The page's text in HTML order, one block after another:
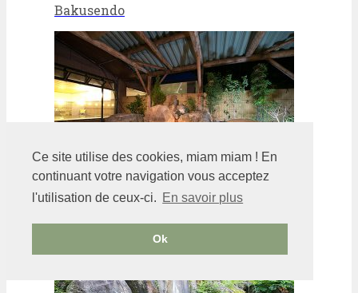
Ce site utilise des cookies, miam miam ! En
continuant votre navigation vous acceptez
l'utilisation de ceux-ci. En savoir plus
Ok
Bakusendo
Gekkonoyu